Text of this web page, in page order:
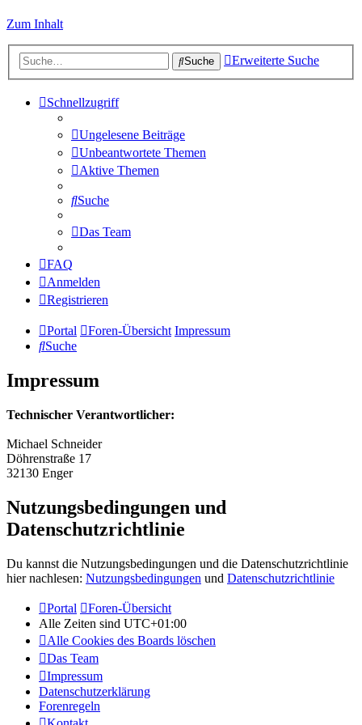
Zum Inhalt
Suche Erweiterte Suche
Schnellzugriff
Ungelesene Beiträge
Unbeantwortete Themen
Aktive Themen
Suche
Das Team
FAQ
Anmelden
Registrieren
Portal Foren-Übersicht Impressum
Suche
Impressum
Technischer Verantwortlicher:
Michael Schneider
Döhrenstraße 17
32130 Enger
Nutzungsbedingungen und
Datenschutzrichtlinie
Du kannst die Nutzungsbedingungen und die Datenschutzrichtlinie
hier nachlesen: Nutzungsbedingungen und Datenschutzrichtlinie
Portal
Foren-Übersicht
Alle Zeiten sind UTC+01:00
Alle Cookies des Boards löschen
Das Team
Impressum
Datenschutzerklärung
Forenregeln